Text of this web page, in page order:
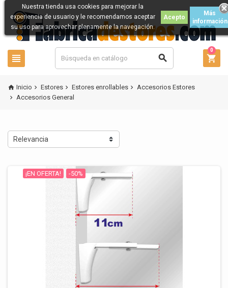
  
0
Nuestra tienda usa cookies para mejorar la
experiencia de usuario y le recomendamos aceptar
su uso para aprovechar plenamente la navegación.
Acepto
Más
información
 Inicio  Estores  Estores enrollables  Accesorios Estores
 Accesorios General
Relevancia
¡EN OFERTA! -50%